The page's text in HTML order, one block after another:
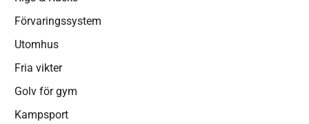
Förvaringssystem
Utomhus
Fria vikter
Golv för gym
Kampsport